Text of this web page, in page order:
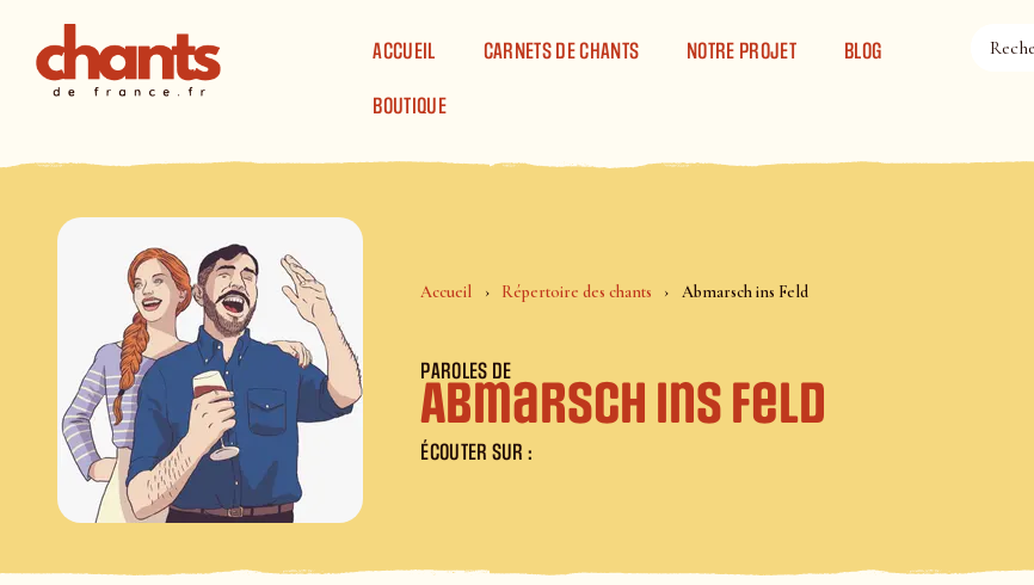
ACCUEIL
CARNETS DE CHANTS NOTRE PROJET BLOG
BOUTIQUE
Accueil Répertoire des chants Abmarsch ins Feld
PAROLES DE
Abmarsch ins Feld
ÉCOUTER SUR :